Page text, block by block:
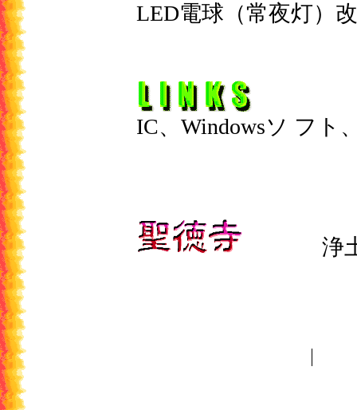
LED電球（常夜灯）改
IC、 Windowsソ フト
浄